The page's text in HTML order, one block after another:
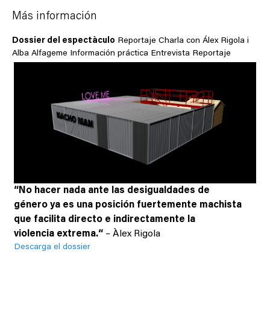
Más información
Dossier del espectàculo Reportaje Charla con Álex Rigola i
Alba Alfageme Información práctica Entrevista Reportaje
“No hacer nada ante las desigualdades de
género ya es una posición fuertemente machista
que facilita directo e indirectamente la
violencia extrema.“ – Àlex Rigola
Descarga el dossier